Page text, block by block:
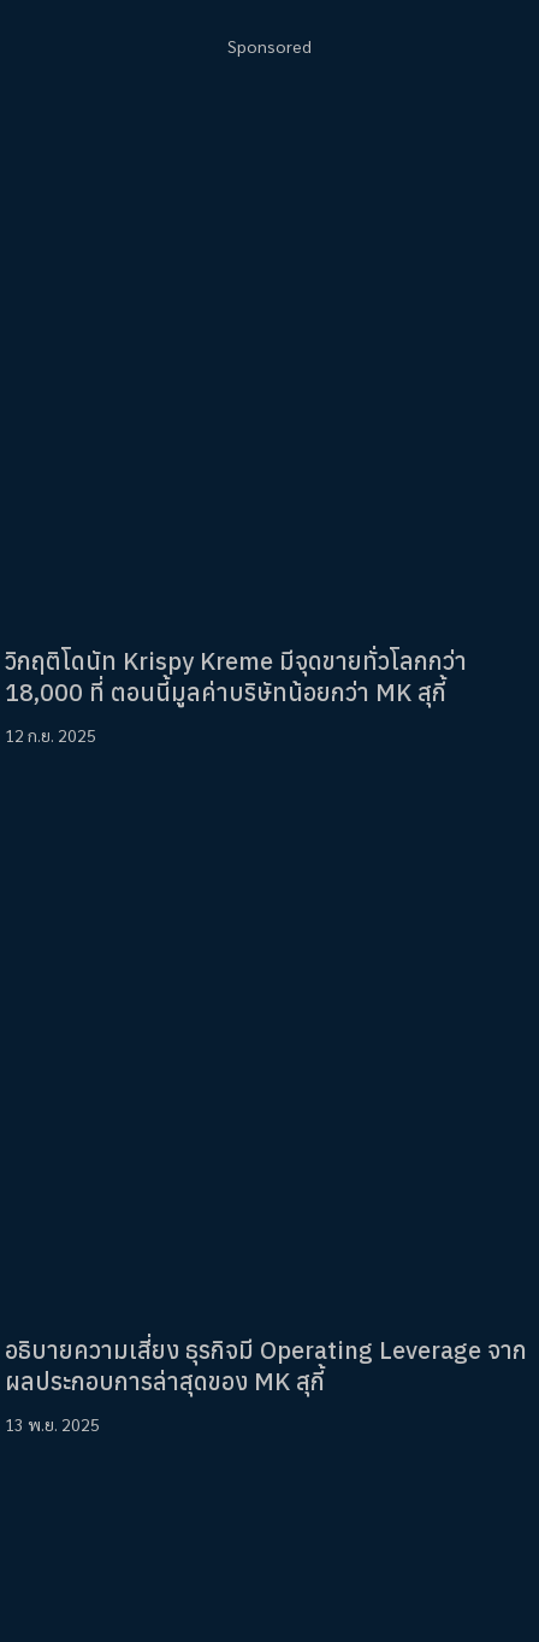
Sponsored
วิกฤติโดนัท Krispy Kreme มีจุดขายทั่วโลกกว่า
18,000 ที่ ตอนนี้มูลค่าบริษัทน้อยกว่า MK สุกี้
12 ก.ย. 2025
อธิบายความเสี่ยง ธุรกิจมี Operating Leverage จาก
ผลประกอบการล่าสุดของ MK สุกี้
13 พ.ย. 2025